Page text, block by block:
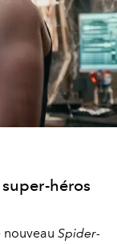
héros
nouveau Spider-